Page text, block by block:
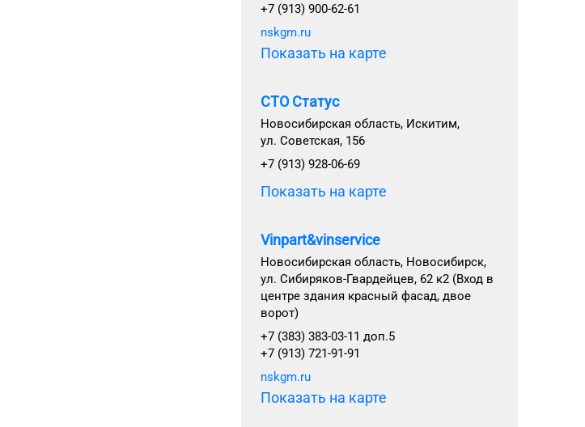
+7 (913) 900-62-61
nskgm.ru
Показать на карте
СТО Статус
Новосибирская область, Искитим,
ул. Советская, 156
+7 (913) 928-06-69
Показать на карте
Vinpart&vinservice
Новосибирская область, Новосибирск,
ул. Сибиряков-Гвардейцев, 62 к2 (Вход в
центре здания красный фасад, двое
ворот)
+7 (383) 383-03-11 доп.5
+7 (913) 721-91-91
nskgm.ru
Показать на карте